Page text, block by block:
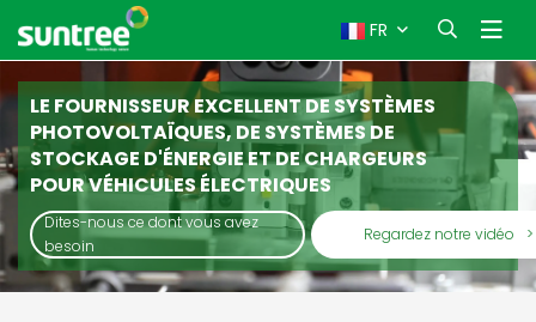
FR
LE FOURNISSEUR EXCELLENT DE SYSTÈMES
PHOTOVOLTAÏQUES, DE SYSTÈMES DE
STOCKAGE D'ÉNERGIE ET DE CHARGEURS
POUR VÉHICULES ÉLECTRIQUES
Dites-nous ce dont vous avez
besoin
Regardez notre vidéo >